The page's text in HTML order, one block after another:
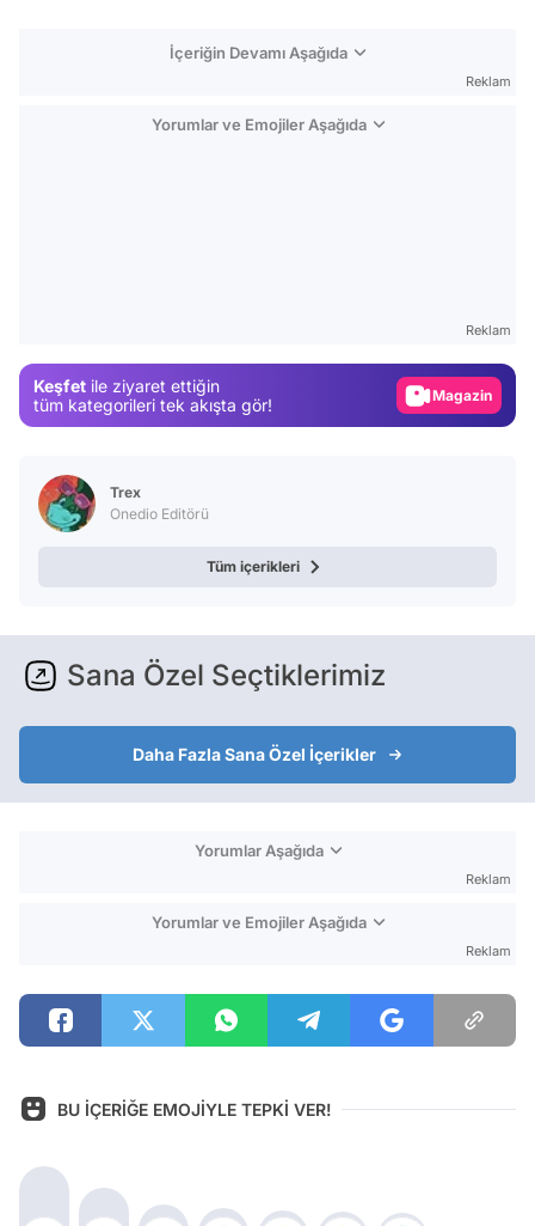
İçeriğin Devamı Aşağıda
Reklam
Yorumlar ve Emojiler Aşağıda
Reklam
Keşfet ile ziyaret ettiğin
tüm kategorileri tek akışta gör!
Magazin
Trex
Onedio Editörü
Tüm içerikleri
Sana Özel Seçtiklerimiz
Daha Fazla Sana Özel İçerikler
Yorumlar Aşağıda
Reklam
Yorumlar ve Emojiler Aşağıda
Reklam
BU İÇERİĞE EMOJİYLE TEPKİ VER!